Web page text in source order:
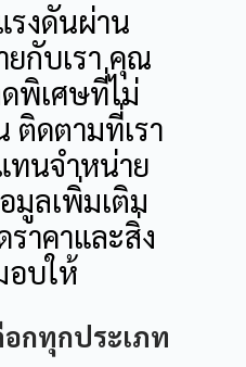
รงดันผ่าน
กับเรา คุณ
พิเศษที่ไม่
ติดตามที่เรา
ทนจำหน่าย
มูลเพิ่มเติม
ราคาและสิ่ง
อบให้
อกทุกประเภท